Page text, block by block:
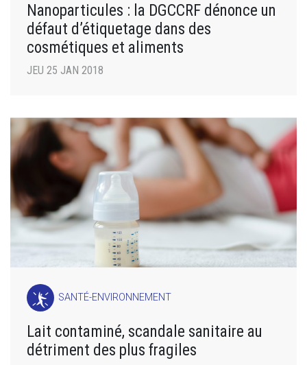
Nanoparticules : la DGCCRF dénonce un
défaut d’étiquetage dans des
cosmétiques et aliments
JEU 25 JAN 2018
SANTÉ-ENVIRONNEMENT
Lait contaminé, scandale sanitaire au
détriment des plus fragiles